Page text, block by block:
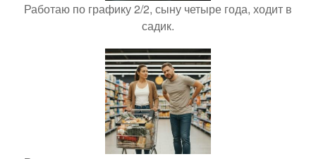
Работаю по графику 2/2, сыну четыре года, ходит в
садик.